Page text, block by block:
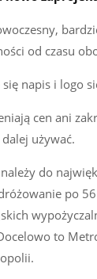
od czasu
napis i logo
cen ani
używać.
do
po
to